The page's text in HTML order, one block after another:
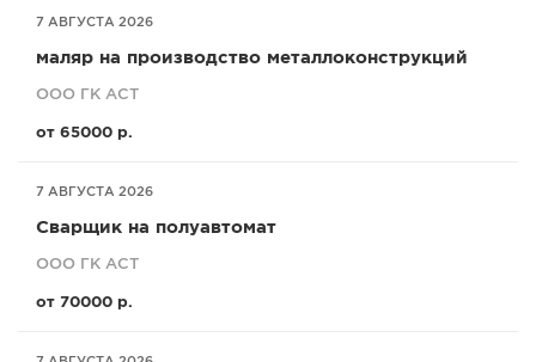
7 АВГУСТА 2026
маляр на производство металлоконструкций
ООО ГК АСТ
от 65000 р.
7 АВГУСТА 2026
Сварщик на полуавтомат
ООО ГК АСТ
от 70000 р.